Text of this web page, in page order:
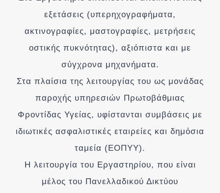
εξετάσεις (υπερηχογραφήματα,
ακτινογραφίες, μαστογραφίες, μετρήσεις
οστικής πυκνότητας), αξιόπιστα και με
σύγχρονα μηχανήματα.
Στα πλαίσια της λειτουργίας του ως μονάδας
παροχής υπηρεσιών Πρωτοβάθμιας
Φροντίδας Υγείας, υφίστανται συμβάσεις με
ιδιωτικές ασφαλιστικές εταιρείες και δημόσια
ταμεία (ΕΟΠΥΥ).
Η λειτουργία του Εργαστηρίου, που είναι
μέλος του Πανελλαδικού Δικτύου